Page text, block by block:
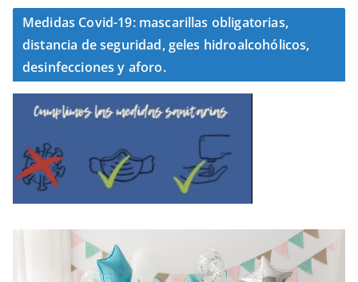
Medidas Covid-19: mascarillas obligatorias,
distancia de seguridad, geles hidroalcohólicos,
desinfecciones y aforo.